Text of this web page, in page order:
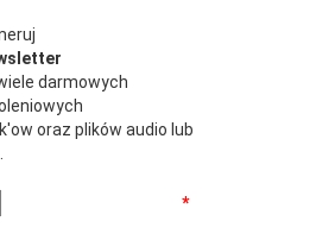
darmowych
oraz plików audio lub
*